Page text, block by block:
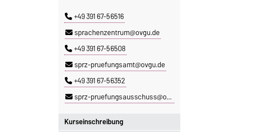
Kurseinschreibung
+49 391 67-56516
sprachenzentrum@ovgu.de
+49 391 67-56508
sprz-pruefungsamt@ovgu.de
+49 391 67-56352
sprz-pruefungsausschuss@ovgu.de